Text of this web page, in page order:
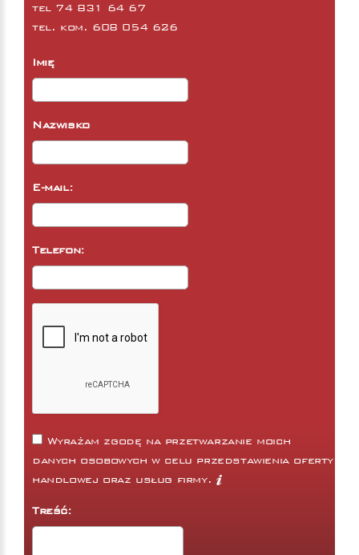
tel 74 831 64 67
tel. kom. 608 054 626
Imię
Nazwisko
E-mail:
Telefon:
Wyrażam zgodę na przetwarzanie moich
danych osobowych w celu przedstawienia oferty
handlowej oraz usług firmy.
Treść: